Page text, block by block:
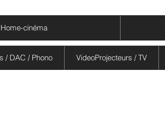
/ DAC / Phono VideoProjecteurs / TV
cinéma